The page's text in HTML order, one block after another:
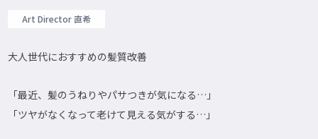
Art Director 直希
大人世代におすすめの髪質改善
「最近、髪のうねりやパサつきが気になる…」
「ツヤがなくなって老けて見える気がする…」